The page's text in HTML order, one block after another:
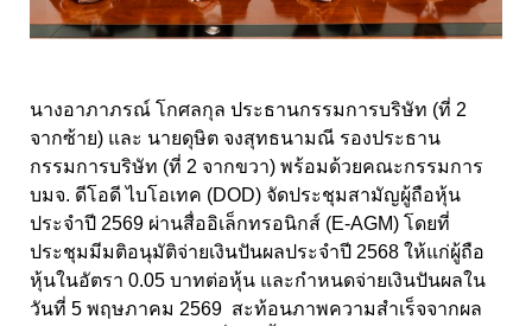
นางอาภาภรณ์ โกศลกุล ประธานกรรมการบริษัท (ที่ 2
จากซ้าย) และ นายดุษิต จงสุทธนามณี รองประธาน
กรรมการบริษัท (ที่ 2 จากขวา) พร้อมด้วยคณะกรรมการ
บมจ. ดีโอดี ไบโอเทค (DOD) จัดประชุมสามัญผู้ถือหุ้น
ประจำปี 2569 ผ่านสื่ออิเล็กทรอนิกส์ (E-AGM) โดยที่
ประชุมมีมติอนุมัติจ่ายเงินปันผลประจำปี 2568 ให้แก่ผู้ถือ
หุ้นในอัตรา 0.05 บาทต่อหุ้น และกำหนดจ่ายเงินปันผลใน
วันที่ 5 พฤษภาคม 2569 สะท้อนภาพความสำเร็จจากผล